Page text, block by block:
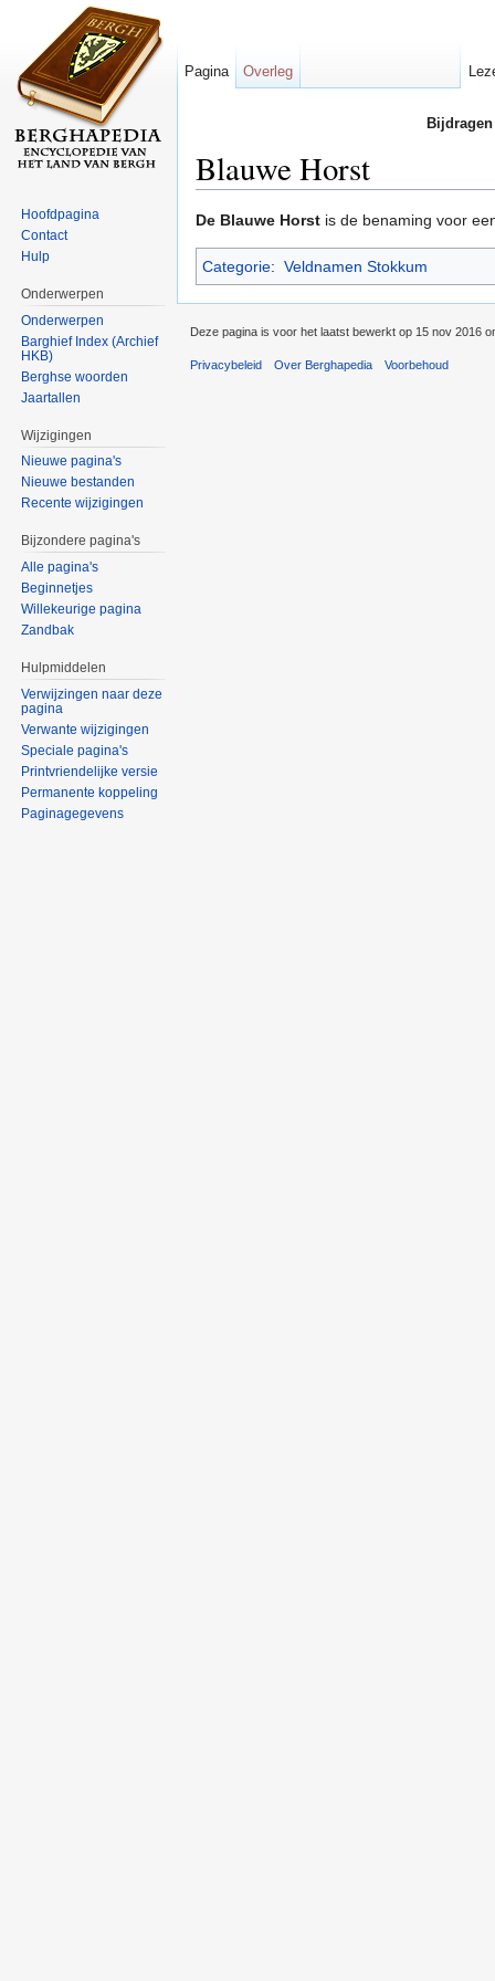
Blauwe Horst
De Blauwe Horst is de benaming voor
Categorie: Veldnamen Stokkum
Pagina Overleg
Hoofdpagina
Contact
Hulp
Onderwerpen
Onderwerpen
Barghief Index (Archief
HKB)
Berghse woorden
Jaartallen
Wijzigingen
Nieuwe pagina's
Nieuwe bestanden
Recente wijzigingen
Bijzondere pagina's
Alle pagina's
Beginnetjes
Willekeurige pagina
Zandbak
Hulpmiddelen
Verwijzingen naar deze
pagina
Verwante wijzigingen
Speciale pagina's
Printvriendelijke versie
Permanente koppeling
Paginagegevens
Deze pagina is voor het laatst bewerkt op 15 nov 2016
Privacybeleid Over Berghapedia Voorbehoud